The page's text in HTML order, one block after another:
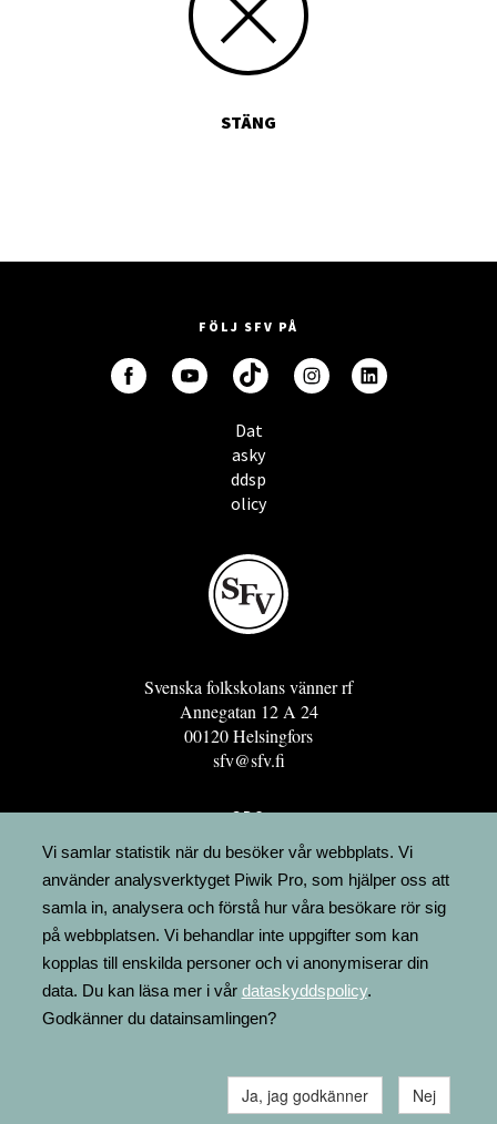
STÄNG
FÖLJ SFV PÅ
Dat
asky
ddsp
olicy
Svenska folkskolans vänner rf
Annegatan 12 A 24
00120 Helsingfors
sfv@sfv.fi
GRO
FÖRENINGSRESURSEN
MINNESRUNOR.FI
UPPSLAGSVERKET FINLAND
LÄGENHETER
FAKTURERING
Vi samlar statistik när du besöker vår webbplats. Vi
använder analysverktyget Piwik Pro, som hjälper oss att
samla in, analysera och förstå hur våra besökare rör sig
på webbplatsen. Vi behandlar inte uppgifter som kan
kopplas till enskilda personer och vi anonymiserar din
data. Du kan läsa mer i vår dataskyddspolicy.
Godkänner du datainsamlingen?
Ja, jag godkänner Nej